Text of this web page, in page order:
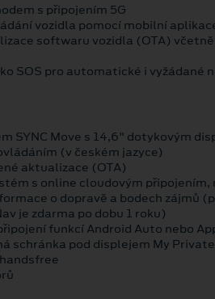
s připojením 5G
vozidla pomocí mobilní
softwaru vozidla (OTA)
SOS pro automatické i vyžádané
SYNC Move s 14,6" dotykovým
(v českém jazyce)
aktualizace (OTA)
s online cloudovým připojením,
o dopravě a bodech zájmů
je zdarma po dobu 1 roku)
funkcí Android Auto nebo
schránka pod displejem My